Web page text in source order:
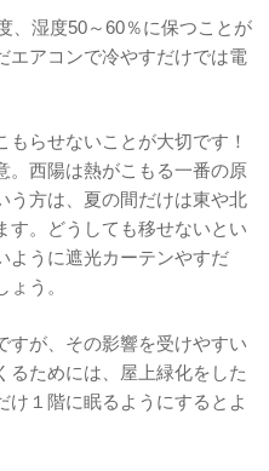
、湿度50～60％に保つことが
エアコンで冷やすだけでは電
らせないことが大切です！
。西陽は熱がこもる一番の原
う方は、夏の間だけは東や北
す。どうしても移せないとい
ように遮光カーテンやすだ
う。
すが、その影響を受けやすい
るためには、屋上緑化をした
け１階に眠るようにするとよ